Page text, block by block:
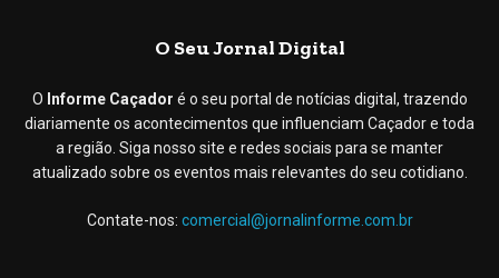
O Seu Jornal Digital
O Informe Caçador é o seu portal de notícias digital, trazendo
diariamente os acontecimentos que influenciam Caçador e toda
a região. Siga nosso site e redes sociais para se manter
atualizado sobre os eventos mais relevantes do seu cotidiano.
Contate-nos: comercial@jornalinforme.com.br